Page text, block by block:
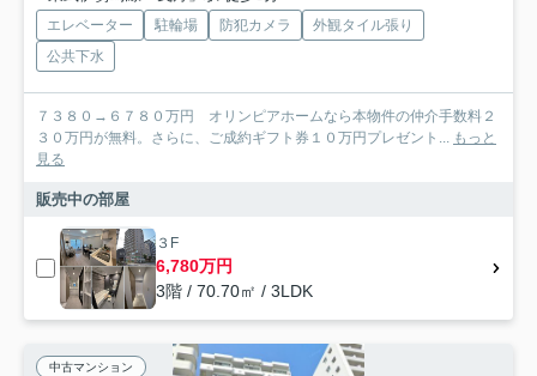
エレベーター 駐輪場 防犯カメラ
外観タイル張り
公共下水
７３８０→６７８０万円 オリンピアホームなら本物件の仲介手数料２
３０万円が無料。さらに、ご成約ギフト券１０万円プレゼント... もっと
見る
販売中の部屋
３F
6,780万円
3階 / 70.70㎡ / 3LDK
中古マンション